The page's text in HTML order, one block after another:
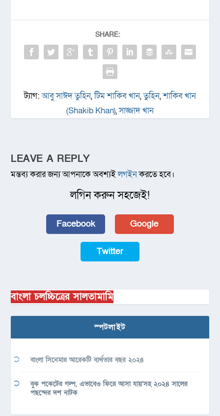
SHARE:
ট্যাগ:আবু সাঈদ তুহিন,টিম শাকিব খান,তুহিন,শাকিব খান
(Shakib Khan),সাজ্জাদ খান
LEAVE A REPLY
মন্তব্য করার জন্য আপনাকে অবশ্যইলগইনকরতে হবে।
লগিন করুন সহজেই!
Facebook Google
Twitter
বাংলা চলচ্চিত্রের সালতামামি
স্পটলাইট
বাংলা সিনেমার আরেকটি ব্যর্থতার বছর ২০২৪
বুক পকেটের গল্প, এভাবেও ফিরে আসা যায়’সহ ২০২৪ সালের
পছন্দের দশ নাটক